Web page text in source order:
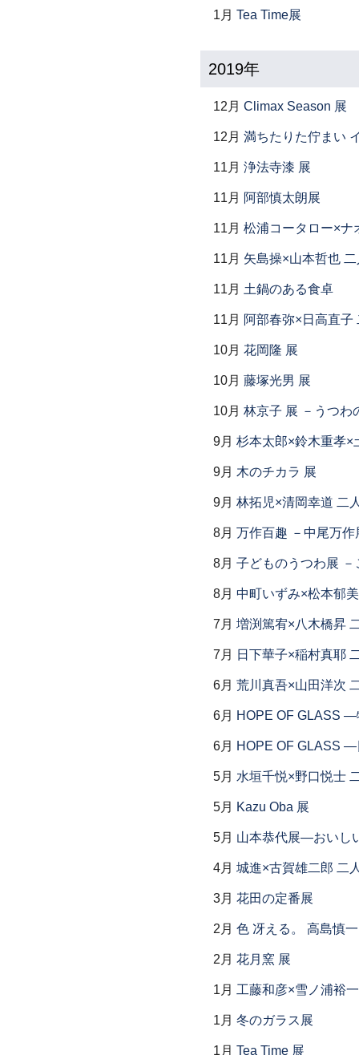
1月 Tea Time展
2019年
12月 Climax Season 展
12月 満ちたりた佇まい
11月 浄法寺漆 展
11月 阿部慎太朗展
11月 松浦コータロー×ナ
11月 矢島操×山本哲也
11月 土鍋のある食卓
11月 阿部春弥×日高直子
10月 花岡隆 展
10月 藤塚光男 展
10月 林京子 展 －うつわ
9月 杉本太郎×鈴木重孝×
9月 木のチカラ 展
9月 林拓児×清岡幸道 二
8月 万作百趣 －中尾万作
8月 子どものうつわ展
8月 中町いずみ×松本郁
7月 増渕篤宥×八木橋昇
7月 日下華子×稲村真耶
6月 荒川真吾×山田洋次
6月 HOPE OF GLASS
6月 HOPE OF GLASS
5月 水垣千悦×野口悦士
5月 Kazu Oba 展
5月 山本恭代展―おいし
4月 城進×古賀雄二郎 二
3月 花田の定番展
2月 色 冴える。 高島慎
2月 花月窯 展
1月 工藤和彦×雪ノ浦裕
1月 冬のガラス展
1月 Tea Time 展